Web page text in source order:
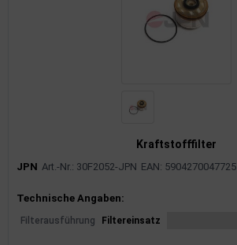
Kraftstofffilter
JPN Art.-Nr.: 30F2052-JPN EAN: 5904270047725
Produktinformationen
Technische Angaben:
Filterausführung Filtereinsatz